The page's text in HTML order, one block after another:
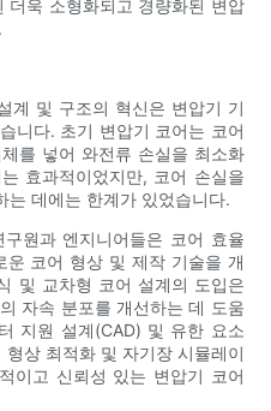
더욱 소형화되고 경량화된 변압
계 및 구조의 혁신은 변압기 기
니다. 초기 변압기 코어는 코어
를 넣어 와전류 손실을 최소화
효과적이었지만, 코어 손실을
는 데에는 한계가 있었습니다.
원과 엔지니어들은 코어 효율
코어 형상 및 제작 기술을 개
및 교차형 코어 설계의 도입은
자속 분포를 개선하는 데 도움
지원 설계(CAD) 및 유한 요소
상 최적화 및 자기장 시뮬레이
이고 신뢰성 있는 변압기 코어